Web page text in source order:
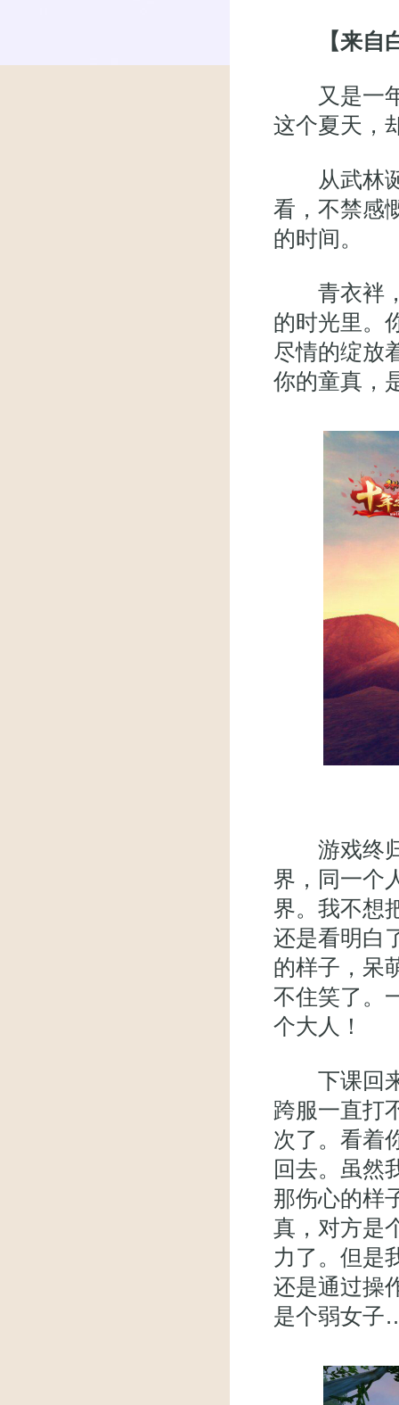
【来
又是一年
这个夏天，
从武林诞
看，不禁感
的时间。
青衣袢，
的时光里。
尽情的绽放
你的童真，
游戏终归
界，同一个
界。我不想
还是看明白
的样子，呆
不住笑了。
个大人！
下课回来
跨服一直打
次了。看着
回去。虽然
那伤心的样
真，对方是
力了。但是
还是通过操
是个弱女